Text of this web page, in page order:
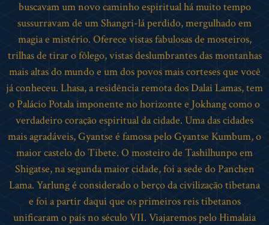
buscavam um novo caminho espiritual há muito tempo
sussurravam de um Shangri-lá perdido, mergulhado em
magia e mistério. Oferece vistas fabulosas de mosteiros,
trilhas de tirar o fôlego, vistas deslumbrantes das montanhas
mais altas do mundo e um dos povos mais corteses ​​que você
já conheceu. Lhasa, a residência remota dos Dalai Lamas, tem
o Palácio Potala imponente no horizonte e Jokhang como o
verdadeiro coração espiritual da cidade. Uma das cidades
mais agradáveis, Gyantse é famosa pelo Gyantse Kumbum, o
maior castelo do Tibete. O mosteiro de Tashilhunpo em
Shigatse, na segunda maior cidade, foi a sede do Panchen
Lama. Yarlung é considerado o berço da civilização tibetana
e foi a partir daqui que os primeiros reis tibetanos
unificaram o país no século VII. Viajaremos pelo Himalaia